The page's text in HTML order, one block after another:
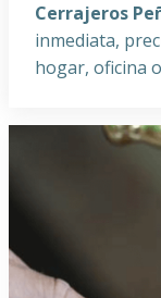
Cerrajeros
inmediata,
hogar, oficina